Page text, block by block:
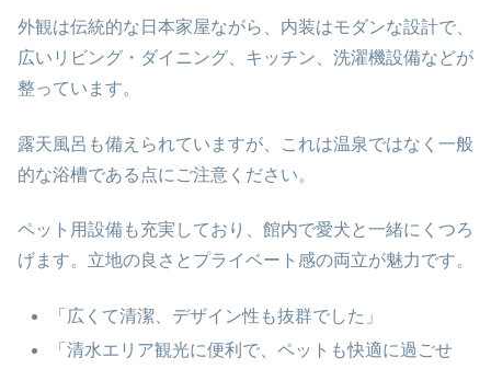
外観は伝統的な日本家屋ながら、内装はモダンな設計で、
広いリビング・ダイニング、キッチン、洗濯機設備などが
整っています。
露天風呂も備えられていますが、これは温泉ではなく一般
的な浴槽である点にご注意ください。
ペット用設備も充実しており、館内で愛犬と一緒にくつろ
げます。立地の良さとプライベート感の両立が魅力です。
「広くて清潔、デザイン性も抜群でした」
「清水エリア観光に便利で、ペットも快適に過ごせ